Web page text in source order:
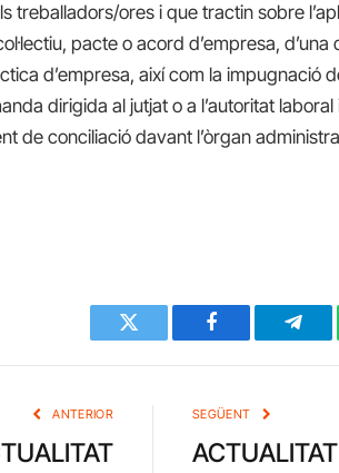
treballadors/ores i que tractin sobre
pacte o acord d’empresa,
d’empresa, així com la impugnació
dirigida al jutjat o a l’autoritat
de conciliació davant l’òrgan
Twitter Facebook
ANTERIOR SEGÜENT
ACTUALITAT